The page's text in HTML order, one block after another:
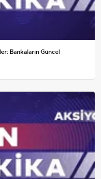
Bankaların Güncel